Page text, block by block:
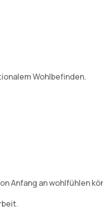
Wohlbefinden.
Anfang an wohlfühlen